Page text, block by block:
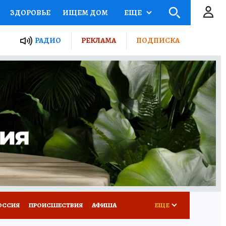
ЗДОРОВЬЕ ИЩЕМ ДОМ
ПРОЕКТЫ РОССИИ
ПУТЕВОДИТЕЛЬ
ТУРИЗМ
ПОТРЕБИТЕЛЯ ВСЕ О КП
ЕЩЕ
РАДИО РЕКЛАМА ПОДПИСКА
ПРОИСШЕСТВИЯ АФИША ЕЩЕ